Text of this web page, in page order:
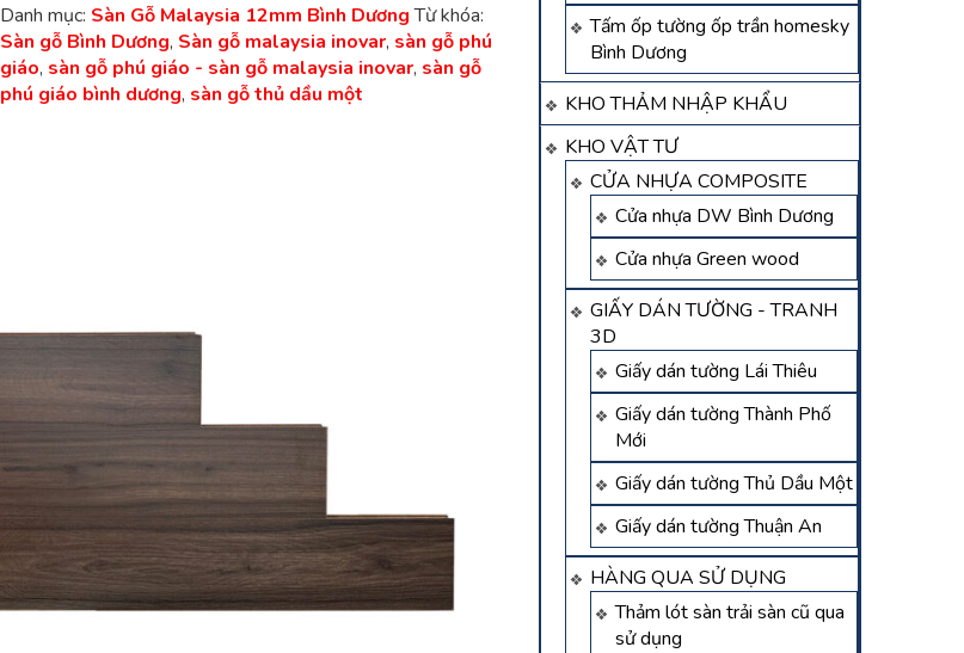
Tấm ốp tường ốp trần homesky
Bình Dương
KHO THẢM NHẬP KHẨU
KHO VẬT TƯ
CỬA NHỰA COMPOSITE
Cửa nhựa DW Bình Dương
Cửa nhựa Green wood
GIẤY DÁN TƯỜNG - TRANH
3D
Giấy dán tường Lái Thiêu
Giấy dán tường Thành Phố
Mới
Giấy dán tường Thủ Dầu Một
Giấy dán tường Thuận An
HÀNG QUA SỬ DỤNG
Thảm lót sàn trải sàn cũ qua
sử dụng
Danh mục: Sàn Gỗ Malaysia 12mm Bình Dương Từ khóa:
Sàn gỗ Bình Dương, Sàn gỗ malaysia inovar, sàn gỗ phú
giáo, sàn gỗ phú giáo - sàn gỗ malaysia inovar, sàn gỗ
phú giáo bình dương, sàn gỗ thủ dầu một